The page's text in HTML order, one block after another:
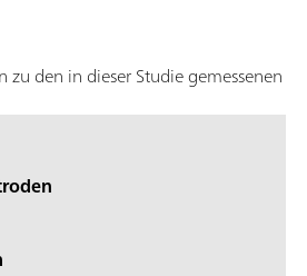
zu den in dieser Studie gemessenen